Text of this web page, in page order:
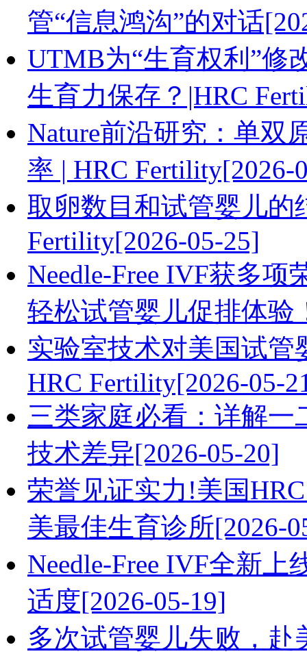
管“信息鸿沟”的对话
UTMB为“生育权利”修
生育力保存？|HRC
Nature前沿研究：单双
率 | HRC Fertility[2026-
取卵数目和试管婴儿的
Fertility[2026-05-25]
Needle-Free IVF获多
轻松试管婴儿促排体验
实验室技术对美国试管
HRC Fertility[2026-05-
三类家庭必看：详解一
技术差异[2026-05-20]
荣誉见证实力!美国
美最佳生育诊所[2026-
Needle-Free IVF全新
适度[2026-05-19]
多次试管婴儿失败，赴